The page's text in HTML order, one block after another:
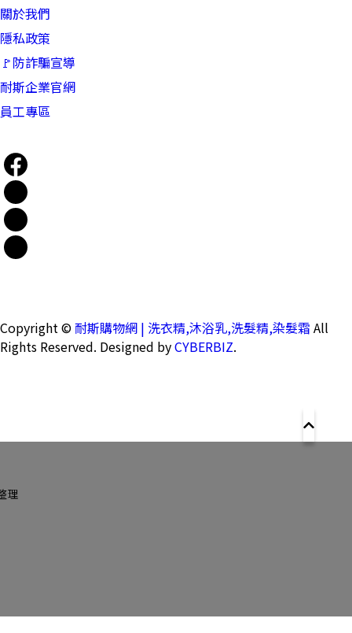
關於我們
隱私政策
🚩防詐騙宣導
耐斯企業官網
員工專區
Copyright ©耐斯購物網 | 洗衣精,沐浴乳,洗髮精,染髮霜 All
Rights Reserved. Designed byCYBERBIZ.
理